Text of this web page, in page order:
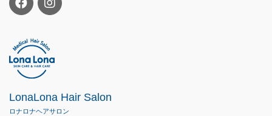
LonaLona Hair Salon
ロナロナヘアサロン